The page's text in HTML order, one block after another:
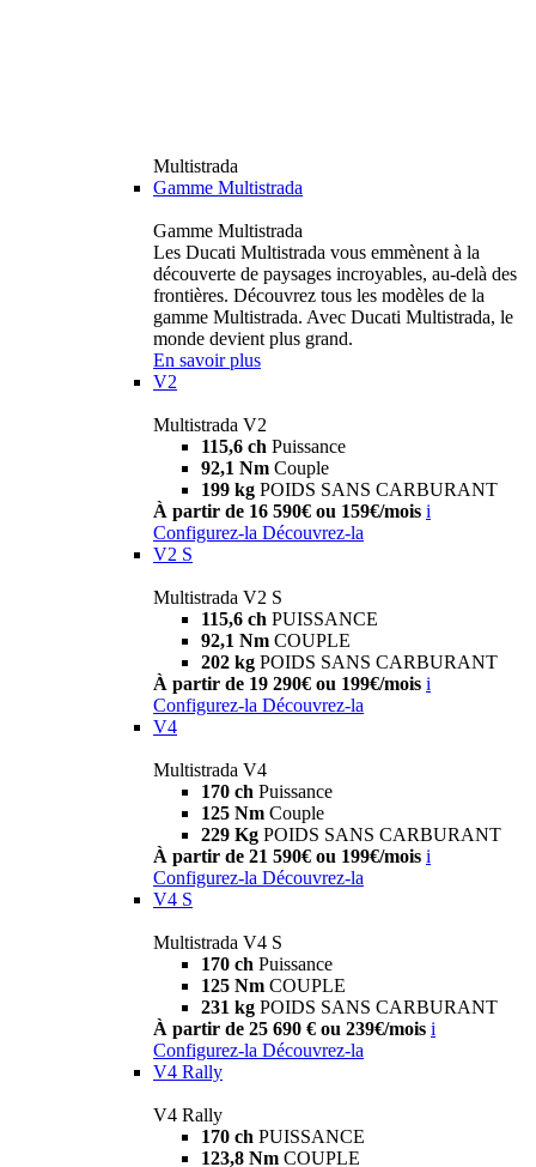
Multistrada
Gamme Multistrada
Gamme Multistrada
Les Ducati Multistrada vous emmènent à la
découverte de paysages incroyables, au-delà des
frontières. Découvrez tous les modèles de la
gamme Multistrada. Avec Ducati Multistrada, le
monde devient plus grand.
En savoir plus
V2
Multistrada V2
115,6 ch Puissance
92,1 Nm Couple
199 kg POIDS SANS CARBURANT
À partir de 16 590€ ou 159€/mois i
Configurez-la Découvrez-la
V2 S
Multistrada V2 S
115,6 ch PUISSANCE
92,1 Nm COUPLE
202 kg POIDS SANS CARBURANT
À partir de 19 290€ ou 199€/mois i
Configurez-la Découvrez-la
V4
Multistrada V4
170 ch Puissance
125 Nm Couple
229 Kg POIDS SANS CARBURANT
À partir de 21 590€ ou 199€/mois i
Configurez-la Découvrez-la
V4 S
Multistrada V4 S
170 ch Puissance
125 Nm COUPLE
231 kg POIDS SANS CARBURANT
À partir de 25 690 € ou 239€/mois i
Configurez-la Découvrez-la
V4 Rally
V4 Rally
170 ch PUISSANCE
123,8 Nm COUPLE